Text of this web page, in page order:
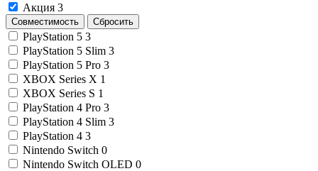
Акция 3
Совместимость Сбросить
PlayStation 5 3
PlayStation 5 Slim 3
PlayStation 5 Pro 3
XBOX Series X 1
XBOX Series S 1
PlayStation 4 Pro 3
PlayStation 4 Slim 3
PlayStation 4 3
Nintendo Switch 0
Nintendo Switch OLED 0